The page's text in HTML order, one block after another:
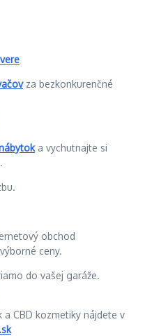
za bezkonkurenčné
a vychutnajte si
obchod
ceny.
do vašej garáže.
a CBD kozmetiky nájdete v